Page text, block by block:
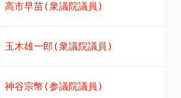
高市早苗(衆議院議員)
玉木雄一郎(衆議院議員)
神谷宗幣(参議院議員)